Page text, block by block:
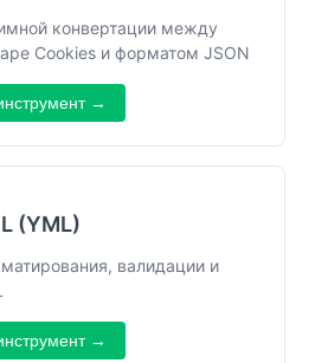
конвертации между
Cookies и форматом JSON
→
(YML)
валидации и
→